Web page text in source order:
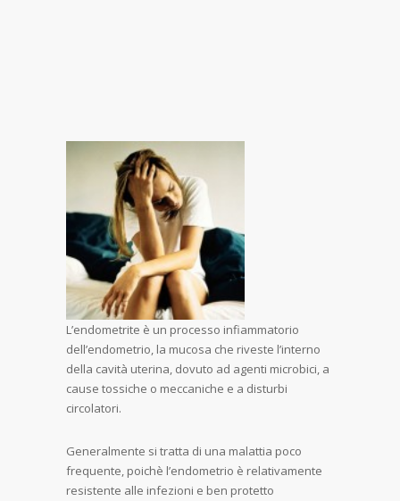
L’endometrite è un processo infiammatorio
dell’endometrio, la mucosa che riveste l’interno
della cavità uterina, dovuto ad agenti microbici, a
cause tossiche o meccaniche e a disturbi
circolatori.
Generalmente si tratta di una malattia poco
frequente, poichè l’endometrio è relativamente
resistente alle infezioni e ben protetto